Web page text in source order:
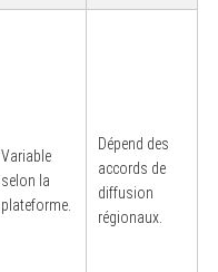
Variable
selon la
plateforme.
Dépend des
accords de
diffusion
régionaux.